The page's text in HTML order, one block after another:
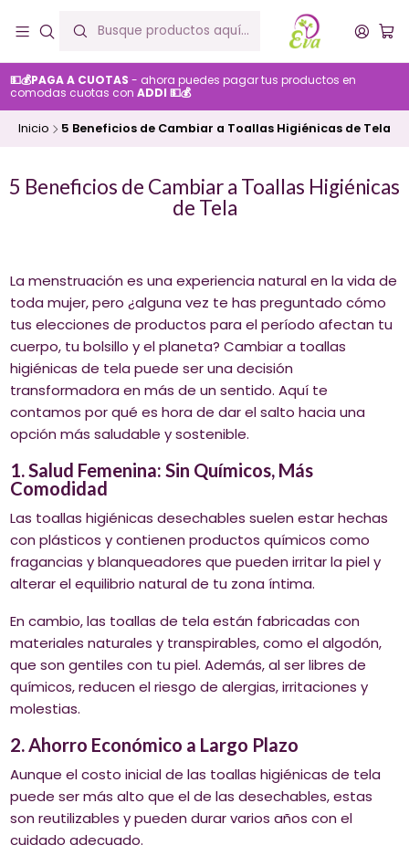
💵💰PAGA A CUOTAS - ahora puedes pagar tus productos en
comodas cuotas conADDI 💵💰
Inicio 5 Beneficios de Cambiar a Toallas Higiénicas de Tela
5 Beneficios de Cambiar a Toallas Higiénicas
de Tela
La menstruación es una experiencia natural en la vida de
toda mujer, pero ¿alguna vez te has preguntado cómo
tus elecciones de productos para el período afectan tu
cuerpo, tu bolsillo y el planeta? Cambiar a toallas
higiénicas de tela puede ser una decisión
transformadora en más de un sentido. Aquí te
contamos por qué es hora de dar el salto hacia una
opción más saludable y sostenible.
1. Salud Femenina: Sin Químicos, Más
Comodidad
Las toallas higiénicas desechables suelen estar hechas
con plásticos y contienen productos químicos como
fragancias y blanqueadores que pueden irritar la piel y
alterar el equilibrio natural de tu zona íntima.
En cambio, las toallas de tela están fabricadas con
materiales naturales y transpirables, como el algodón,
que son gentiles con tu piel. Además, al ser libres de
químicos, reducen el riesgo de alergias, irritaciones y
molestias.
2. Ahorro Económico a Largo Plazo
Aunque el costo inicial de las toallas higiénicas de tela
puede ser más alto que el de las desechables, estas
son reutilizables y pueden durar varios años con el
cuidado adecuado.